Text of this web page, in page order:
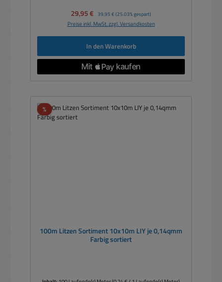
Verkaufspreis:
29,95 € Regulärer Preis:
39,95 € (25.03% gespart)
Preise inkl. MwSt. zzgl. Versandkosten
In den Warenkorb
%Rabatt
100m Litzen Sortiment 10x10m LIY je 0,14qmm
Farbig sortiert